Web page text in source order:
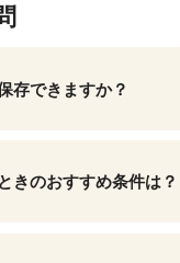
存できますか？
きのおすすめ条件は？